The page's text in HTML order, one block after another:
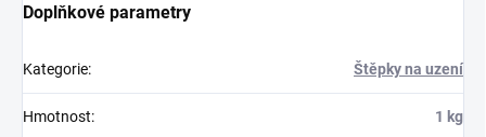
Doplňkové parametry
Kategorie: Štěpky na uzení
Hmotnost: 1 kg